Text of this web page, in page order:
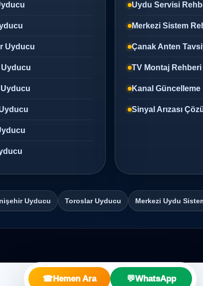
Uyducu
Uydu Servisi
Merkezi Sistem
Çanak Anten
TV Montaj Rehberi
Kanal Güncelleme
Sinyal Arızası
Uyducu Toroslar Uyducu Merkezi Uydu
☎Hemen Ara 💬WhatsApp